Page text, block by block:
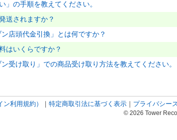
」の手順を教えてください。
送されますか？
ン店頭代金引換」とは何ですか？
はいくらですか？
ン受け取り」での商品受け取り方法を教えてください。
利用規約） ｜ 特定商取引法に基づく表示｜ プライバシー
© 2026 Tower